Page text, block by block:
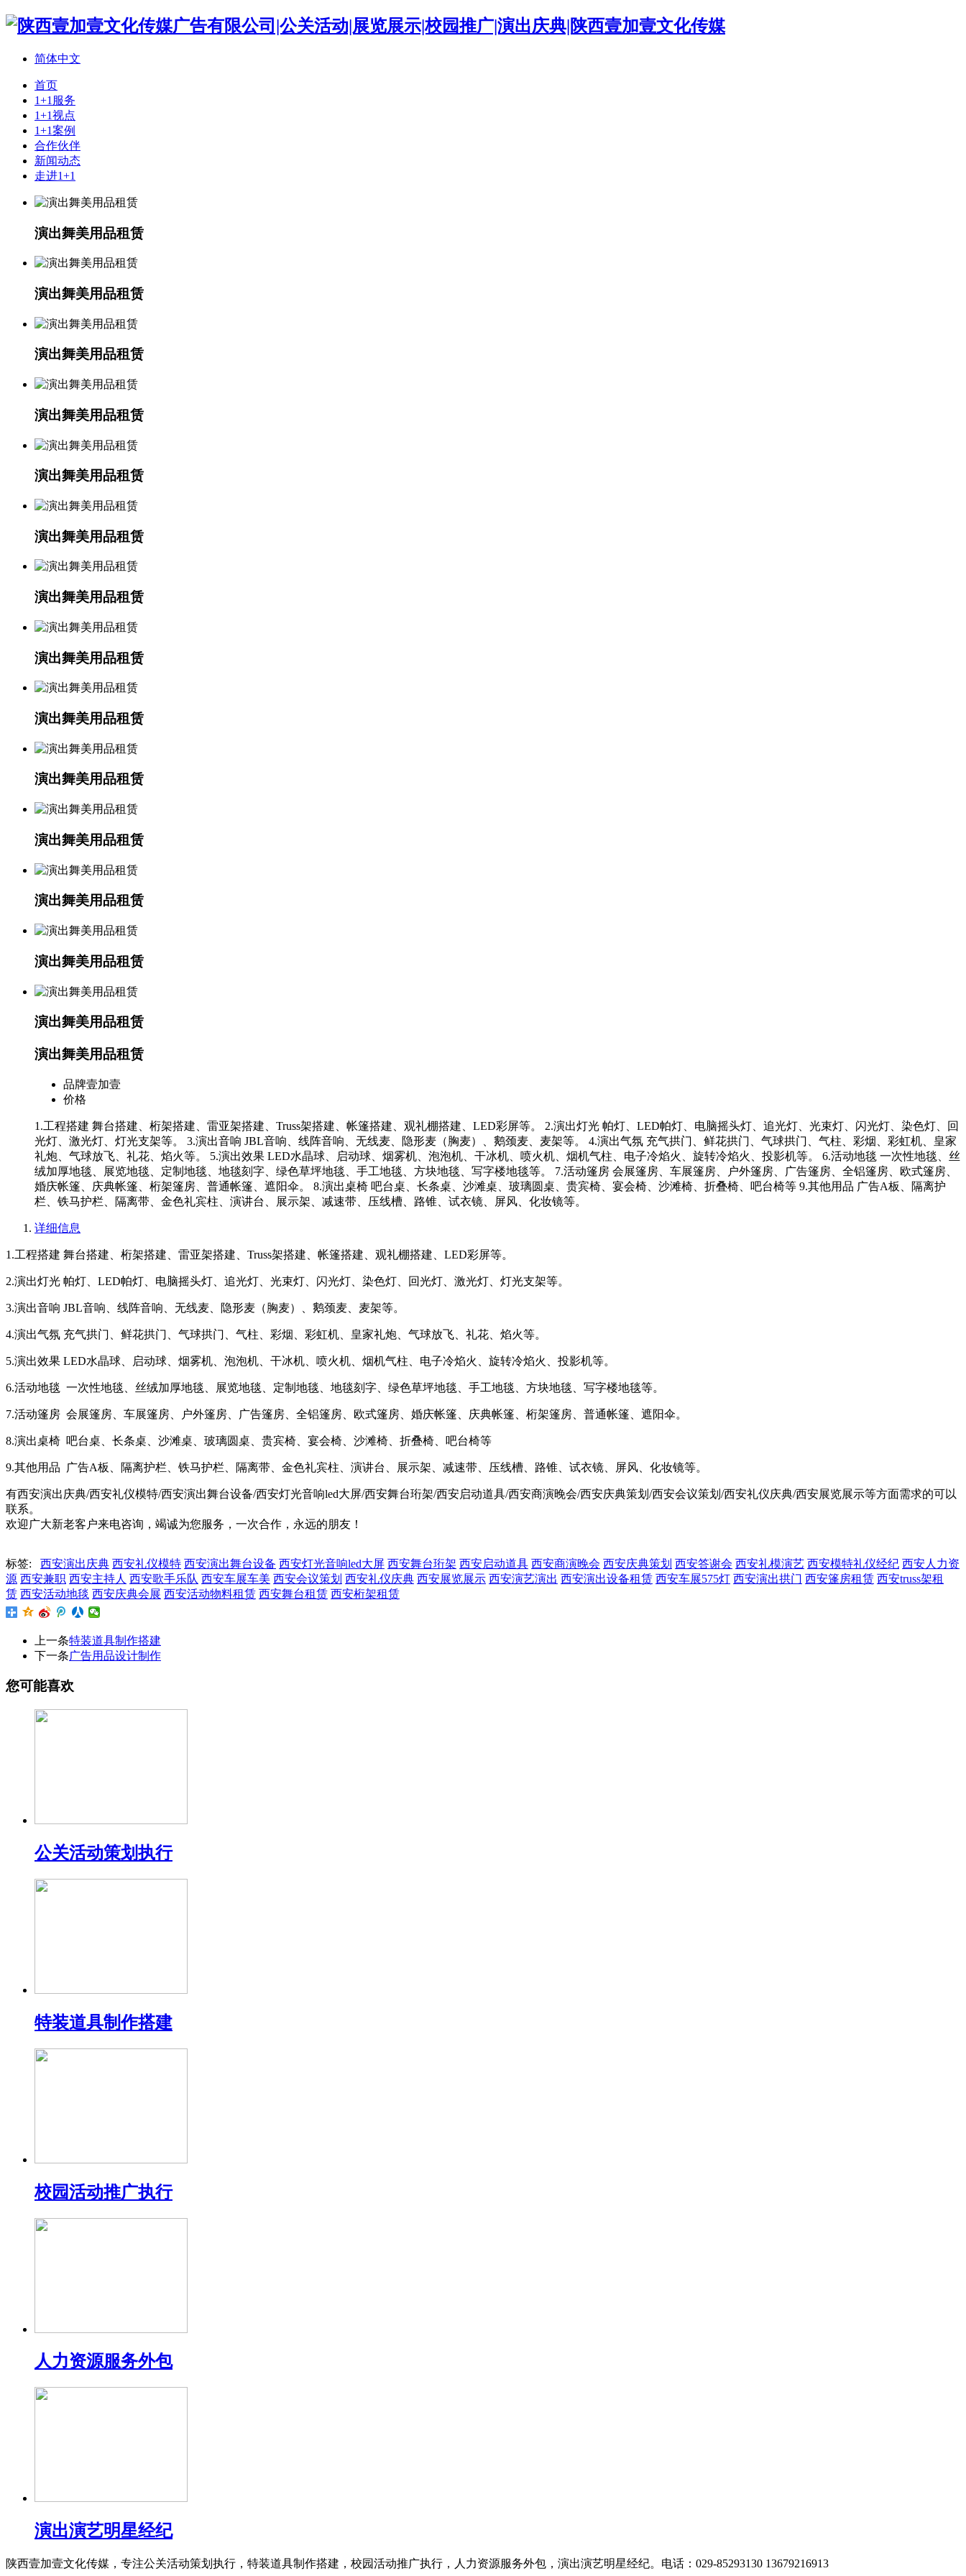
简体中文
首页
1+1服务
1+1视点
1+1案例
合作伙伴
新闻动态
走进1+1
演出舞美用品租赁
演出舞美用品租赁
演出舞美用品租赁
演出舞美用品租赁
演出舞美用品租赁
演出舞美用品租赁
演出舞美用品租赁
演出舞美用品租赁
演出舞美用品租赁
演出舞美用品租赁
演出舞美用品租赁
演出舞美用品租赁
演出舞美用品租赁
演出舞美用品租赁
演出舞美用品租赁
品牌壹加壹
价格
1.工程搭建 舞台搭建、桁架搭建、雷亚架搭建、Truss架搭建、帐篷搭建、观礼棚搭建、LED彩屏等。 2.演出灯光 帕灯、LED帕灯、电脑摇头灯、追光灯、光束灯、闪光灯、染色灯、回
光灯、激光灯、灯光支架等。 3.演出音响 JBL音响、线阵音响、无线麦、隐形麦（胸麦）、鹅颈麦、麦架等。 4.演出气氛 充气拱门、鲜花拱门、气球拱门、气柱、彩烟、彩虹机、皇家
礼炮、气球放飞、礼花、焰火等。 5.演出效果 LED水晶球、启动球、烟雾机、泡泡机、干冰机、喷火机、烟机气柱、电子冷焰火、旋转冷焰火、投影机等。 6.活动地毯 一次性地毯、丝
绒加厚地毯、展览地毯、定制地毯、地毯刻字、绿色草坪地毯、手工地毯、方块地毯、写字楼地毯等。 7.活动篷房 会展篷房、车展篷房、户外篷房、广告篷房、全铝篷房、欧式篷房、
婚庆帐篷、庆典帐篷、桁架篷房、普通帐篷、遮阳伞。 8.演出桌椅 吧台桌、长条桌、沙滩桌、玻璃圆桌、贵宾椅、宴会椅、沙滩椅、折叠椅、吧台椅等 9.其他用品 广告A板、隔离护
栏、铁马护栏、隔离带、金色礼宾柱、演讲台、展示架、减速带、压线槽、路锥、试衣镜、屏风、化妆镜等。
详细信息
1.工程搭建 舞台搭建、桁架搭建、雷亚架搭建、Truss架搭建、帐篷搭建、观礼棚搭建、LED彩屏等。
2.演出灯光 帕灯、LED帕灯、电脑摇头灯、追光灯、光束灯、闪光灯、染色灯、回光灯、激光灯、灯光支架等。
3.演出音响 JBL音响、线阵音响、无线麦、隐形麦（胸麦）、鹅颈麦、麦架等。
4.演出气氛 充气拱门、鲜花拱门、气球拱门、气柱、彩烟、彩虹机、皇家礼炮、气球放飞、礼花、焰火等。
5.演出效果 LED水晶球、启动球、烟雾机、泡泡机、干冰机、喷火机、烟机气柱、电子冷焰火、旋转冷焰火、投影机等。
6.活动地毯 一次性地毯、丝绒加厚地毯、展览地毯、定制地毯、地毯刻字、绿色草坪地毯、手工地毯、方块地毯、写字楼地毯等。
7.活动篷房 会展篷房、车展篷房、户外篷房、广告篷房、全铝篷房、欧式篷房、婚庆帐篷、庆典帐篷、桁架篷房、普通帐篷、遮阳伞。
8.演出桌椅 吧台桌、长条桌、沙滩桌、玻璃圆桌、贵宾椅、宴会椅、沙滩椅、折叠椅、吧台椅等
9.其他用品 广告A板、隔离护栏、铁马护栏、隔离带、金色礼宾柱、演讲台、展示架、减速带、压线槽、路锥、试衣镜、屏风、化妆镜等。
有西安演出庆典/西安礼仪模特/西安演出舞台设备/西安灯光音响led大屏/西安舞台珩架/西安启动道具/西安商演晚会/西安庆典策划/西安会议策划/西安礼仪庆典/西安展览展示等方面需求的可以
联系。
欢迎广大新老客户来电咨询，竭诚为您服务，一次合作，永远的朋友！
标签: 西安演出庆典 西安礼仪模特 西安演出舞台设备 西安灯光音响led大屏 西安舞台珩架 西安启动道具 西安商演晚会 西安庆典策划 西安答谢会 西安礼模演艺 西安模特礼仪经纪 西安人力资
源 西安兼职 西安主持人 西安歌手乐队 西安车展车美 西安会议策划 西安礼仪庆典 西安展览展示 西安演艺演出 西安演出设备租赁 西安车展575灯 西安演出拱门 西安篷房租赁 西安truss架租
赁 西安活动地毯 西安庆典会展 西安活动物料租赁 西安舞台租赁 西安桁架租赁
上一条特装道具制作搭建
下一条广告用品设计制作
您可能喜欢
公关活动策划执行
特装道具制作搭建
校园活动推广执行
人力资源服务外包
演出演艺明星经纪
陕西壹加壹文化传媒，专注公关活动策划执行，特装道具制作搭建，校园活动推广执行，人力资源服务外包，演出演艺明星经纪。电话：029-85293130 13679216913